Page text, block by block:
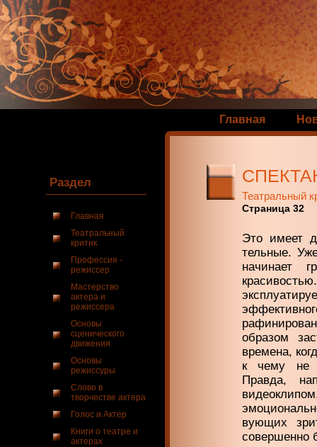
Главная
Раздел
Главная
Театральный
критик
Профессия -
режиссер
Мастерство
актера и
режиссера
Основы
сценического
движения
Основы
режиссуры
Слово в
творчестве актера
Голос и Актер
Книги о театре и
актерах
Театральный
Страница 32
Это имеет
тельные.
начи­нает
образом
времена,
к чему не
Правда,
вующих
совер­шенно